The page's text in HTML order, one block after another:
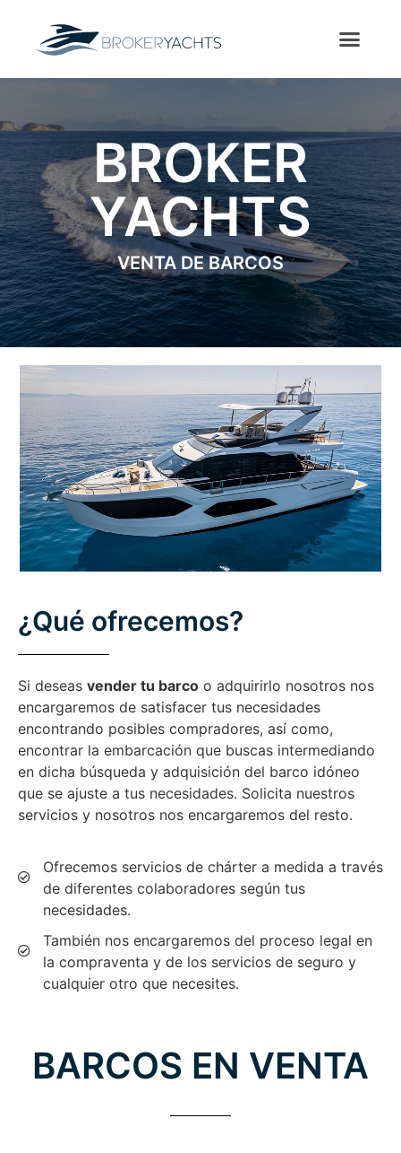
BROKER
YACHTS
VENTA DE BARCOS
¿Qué ofrecemos?
Si deseas vender tu barco o adquirirlo nosotros nos
encargaremos de satisfacer tus necesidades
encontrando posibles compradores, así como,
encontrar la embarcación que buscas intermediando
en dicha búsqueda y adquisición del barco idóneo
que se ajuste a tus necesidades. Solicita nuestros
servicios y nosotros nos encargaremos del resto.
Ofrecemos servicios de chárter a medida a través
de diferentes colaboradores según tus
necesidades.
También nos encargaremos del proceso legal en
la compraventa y de los servicios de seguro y
cualquier otro que necesites.
BARCOS EN VENTA